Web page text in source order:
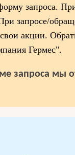
запроса.
запросе/
акции.
Гермес".
запроса мы